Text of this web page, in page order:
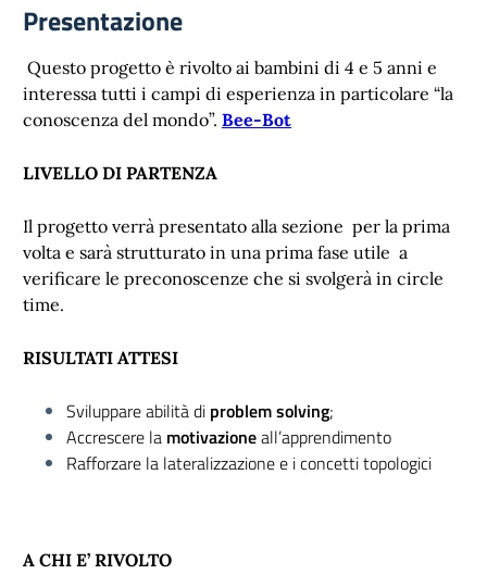
Presentazione
Questo progetto è rivolto ai bambini di 4 e 5 anni e
interessa tutti i campi di esperienza in particolare “la
conoscenza del mondo”. Bee-Bot
LIVELLO DI PARTENZA
Il progetto verrà presentato alla sezione per la prima
volta e sarà strutturato in una prima fase utile a
verificare le preconoscenze che si svolgerà in circle
time.
RISULTATI ATTESI
Sviluppare abilità di problem solving;
Accrescere la motivazioneall’apprendimento
Rafforzare la lateralizzazione e i concetti topologici
A CHI E’ RIVOLTO